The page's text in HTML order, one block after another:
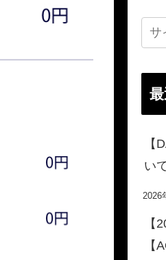
【
い
2026
【
【